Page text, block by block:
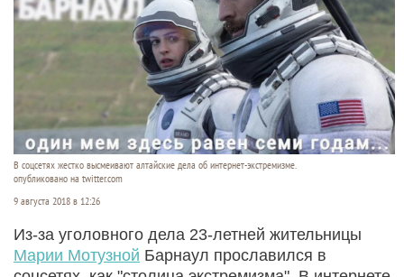
В соцсетях жестко высмеивают алтайские дела об интернет-экстремизме.
опубликовано на twitter.com
9 августа 2018 в 12:26
Из-за уголовного дела 23-летней жительницы
Марии Мотузной Барнаул прославился в